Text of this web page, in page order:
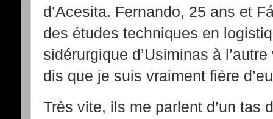
d’Acesita. Fernando, 25 ans et
des études techniques en
sidérurgique d’Usiminas à
dis que je suis vraiment fière
Très vite, ils me parlent d’un tas